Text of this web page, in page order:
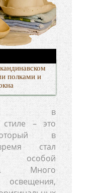
полками и
в
стиле – это
в
стал
особой
Много
освещения,